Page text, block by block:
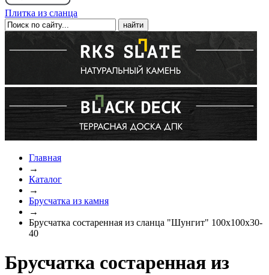
Плитка из сланца
Главная
→
Каталог
→
Брусчатка из камня
→
Брусчатка состаренная из сланца "Шунгит" 100х100х30-
40
Брусчатка состаренная из